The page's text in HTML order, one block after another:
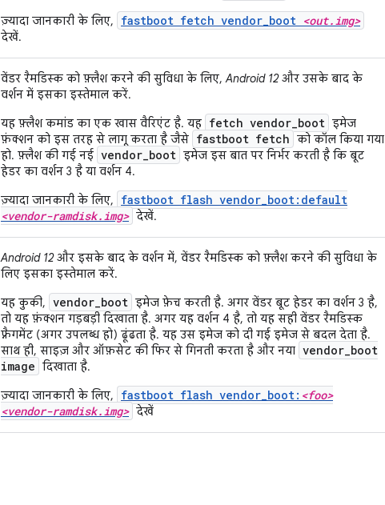
ज़्यादा जानकारी के लिए, fastboot fetch vendor_boot <out.img>
देखें.
वेंडर रैमडिस्क को फ़्लैश करने की सुविधा के लिए,Android 12और उसके बाद के
वर्शन में इसका इस्तेमाल करें.
यह फ़्लैश कमांड का एक खास वैरिएंट है. यह fetch vendor_boot इमेज
फ़ंक्शन को इस तरह से लागू करता है जैसे fastboot fetch को कॉल किया गया
हो. फ़्लैश की गई नई vendor_boot इमेज इस बात पर निर्भर करती है कि बूट
हेडर का वर्शन 3 है या वर्शन 4.
ज़्यादा जानकारी के लिए,
fastboot flash vendor_boot:default
<vendor-ramdisk.img> देखें.
Android 12और इसके बाद के वर्शन में, वेंडर रैमडिस्क को फ़्लैश करने की सुविधा के
लिए इसका इस्तेमाल करें.
यह कुकी, vendor_boot इमेज फ़ेच करती है. अगर वेंडर बूट हेडर का वर्शन 3 है,
तो यह फ़ंक्शन गड़बड़ी दिखाता है. अगर यह वर्शन 4 है, तो यह सही वेंडर रैमडिस्क
फ़्रैगमेंट (अगर उपलब्ध हो) ढूंढता है. यह उस इमेज को दी गई इमेज से बदल देता है.
साथ ही, साइज़ और ऑफ़सेट की फिर से गिनती करता है और नया vendor_boot
image दिखाता है.
ज़्यादा जानकारी के लिए,
fastboot flash vendor_boot: <foo>
<vendor-ramdisk.img> देखें